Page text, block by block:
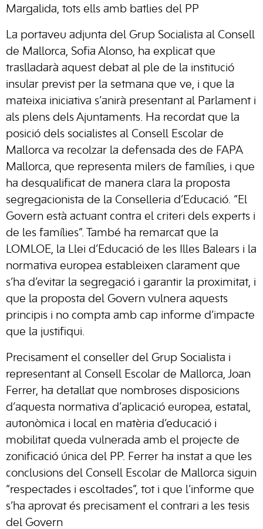
Margalida, tots ells amb batlies del PP
La portaveu adjunta del Grup Socialista al Consell
de Mallorca, Sofia Alonso, ha explicat que
traslladarà aquest debat al ple de la institució
insular previst per la setmana que ve, i que la
mateixa iniciativa s’anirà presentant al Parlament i
als plens dels Ajuntaments. Ha recordat que la
posició dels socialistes al Consell Escolar de
Mallorca va recolzar la defensada des de FAPA
Mallorca, que representa milers de famílies, i que
ha desqualificat de manera clara la proposta
segregacionista de la Conselleria d’Educació. “El
Govern està actuant contra el criteri dels experts i
de les famílies”. També ha remarcat que la
LOMLOE, la Llei d’Educació de les Illes Balears i la
normativa europea estableixen clarament que
s’ha d’evitar la segregació i garantir la proximitat, i
que la proposta del Govern vulnera aquests
principis i no compta amb cap informe d’impacte
que la justifiqui.
Precisament el conseller del Grup Socialista i
representant al Consell Escolar de Mallorca, Joan
Ferrer, ha detallat que nombroses disposicions
d’aquesta normativa d’aplicació europea, estatal,
autonòmica i local en matèria d’educació i
mobilitat queda vulnerada amb el projecte de
zonificació única del PP. Ferrer ha instat a que les
conclusions del Consell Escolar de Mallorca siguin
“respectades i escoltades”, tot i que l’informe que
s’ha aprovat és precisament el contrari a les tesis
del Govern